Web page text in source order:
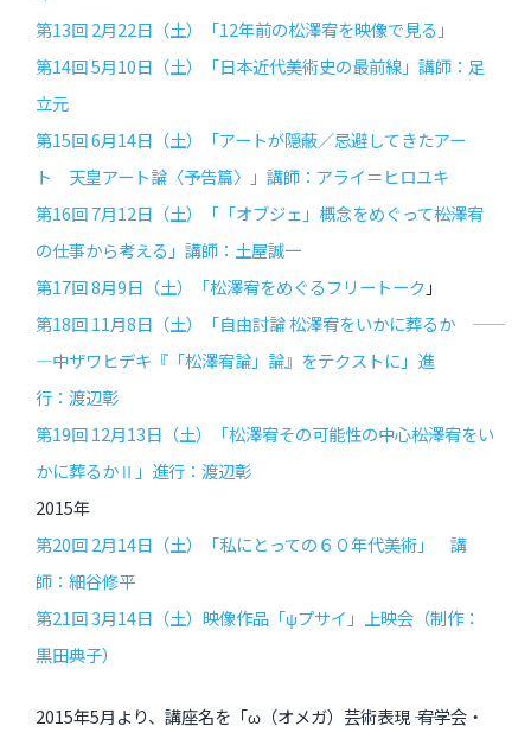
第13回 2月22日（土）「12年前の松澤宥を映像で見る」
第14回 5月10日（土）「日本近代美術史の最前線」講師：足
立元
第15回 6月14日（土）「アートが隠蔽／忌避してきたアー
ト 天皇アート論〈予告篇〉」講師：アライ＝ヒロユキ
第16回 7月12日（土）「「オブジェ」概念をめぐって――松澤宥
の仕事から考える」講師：土屋誠一
第17回 8月9日（土）「松澤宥をめぐるフリートーク 」
第18回 11月8日（土）「自由討論 松澤宥をいかに葬るか ――
―中ザワヒデキ『「松澤宥論」論』をテクストに」進
行：渡辺彰
第19回 12月13日（土）「松澤宥その可能性の中心――松澤宥をい
かに葬るかⅡ」進行：渡辺彰
2015年
第20回 2月14日（土）「私にとっての６０年代美術」 講
師：細谷修平
第21回 3月14日（土）映像作品「ψプサイ」上映会（制作：
黒田典子）
2015年5月より、講座名を「ω（オメガ）芸術表現 ―― 宥学会・